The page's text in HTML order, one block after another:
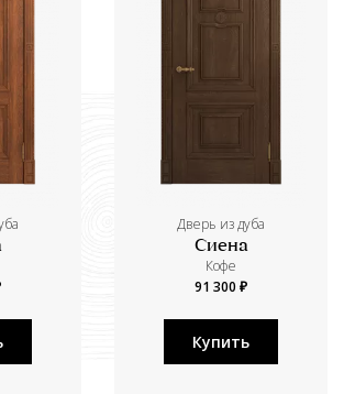
Дверь из дуба
Сиена
Кофе
91 300 ₽
Купить